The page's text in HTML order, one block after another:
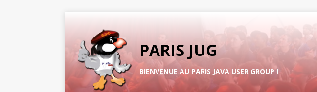
PARIS JUG
BIENVENUE AU PARIS JAVA USER GROUP !